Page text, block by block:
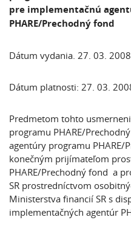
pre implementačnú
PHARE/Prechodný fond
Dátum vydania. 27. 03. 2008
Dátum platnosti: 27. 03.
Predmetom tohto
programu PHARE/
agentúry programu
konečným prijímateľom
PHARE/Prechodný fond a
SR prostredníctvom
Ministerstva financií SR s
implementačných agentúr